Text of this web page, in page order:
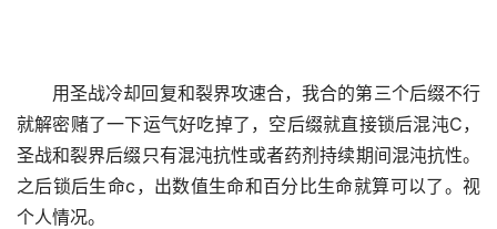
用圣战冷却回复和裂界攻速合，我合的第三个后缀不行
就解密赌了一下运气好吃掉了，空后缀就直接锁后混沌C，
圣战和裂界后缀只有混沌抗性或者药剂持续期间混沌抗性。
之后锁后生命c，出数值生命和百分比生命就算可以了。视
个人情况。